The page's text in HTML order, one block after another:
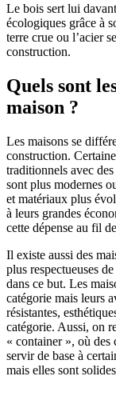
Le bois sert lui
écologiques grâce à
terre crue ou l’acier
construction.
Quels sont
maison ?
Les maisons se
construction.
traditionnels avec
sont plus modernes
et matériaux plus
à leurs grandes
cette dépense au fil
Il existe aussi des
plus respectueuses
dans ce but. Les
catégorie mais leurs
résistantes,
catégorie. Aussi, on
« container », où des
servir de base à
mais elles sont